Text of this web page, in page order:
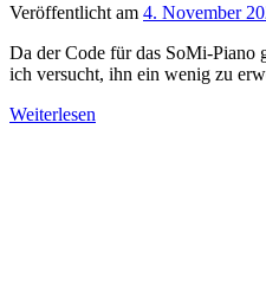
Veröffentlicht am 4. November
Da der Code für das SoMi-Piano
ich versucht, ihn ein wenig zu
Weiterlesen